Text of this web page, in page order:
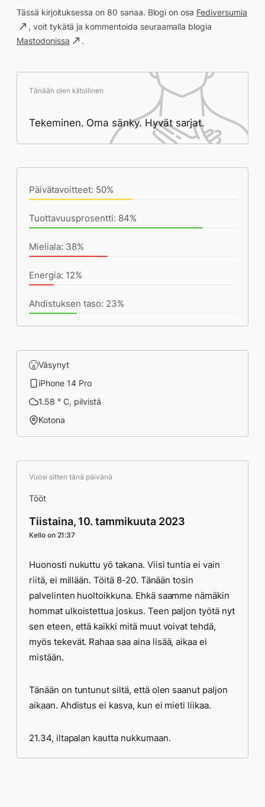
Tässä kirjoituksessa on 80 sanaa. Blogi on osa Fediversumia
, voit tykätä ja kommentoida seuraamalla blogia
Mastodonissa
.
Tänään olen kiitollinen
Tekeminen. Oma sänky. Hyvät sarjat.
Päivätavoitteet: 50%
Tuottavuusprosentti: 84%
Mieliala: 38%
Energia: 12%
Ahdistuksen taso: 23%
Väsynyt
iPhone 14 Pro
1.58 ° C, pilvistä
Kotona
Vuosi sitten tänä päivänä
Tööt
Tiistaina, 10. tammikuuta 2023
Kello on 21:37
Huonosti nukuttu yö takana. Viisi tuntia ei vain
riitä, ei millään. Töitä 8-20. Tänään tosin
palvelinten huoltoikkuna. Ehkä saamme nämäkin
hommat ulkoistettua joskus. Teen paljon työtä nyt
sen eteen, että kaikki mitä muut voivat tehdä,
myös tekevät. Rahaa saa aina lisää, aikaa ei
mistään.
Tänään on tuntunut siltä, että olen saanut paljon
aikaan. Ahdistus ei kasva, kun ei mieti liikaa.
21.34, iltapalan kautta nukkumaan.